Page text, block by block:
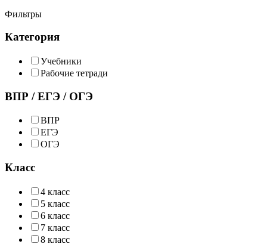
Фильтры
Категория
Учебники
Рабочие тетради
ВПР / ЕГЭ / ОГЭ
ВПР
ЕГЭ
ОГЭ
Класс
4 класс
5 класс
6 класс
7 класс
8 класс